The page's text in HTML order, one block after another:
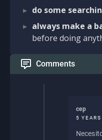
do some
always make a
before doing
Comments
cep
5 YEARS